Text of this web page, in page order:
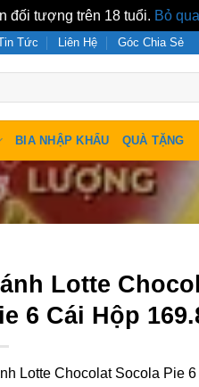
đối tượng trên 18 tuổi. Bỏ qua
Tức Liên Hệ Góc Chia Sẻ
BIA NHẬP KHẨU QUÀ TẶNG
Lotte
6 Cái Hộp
Lotte Chocolat Socola Pie